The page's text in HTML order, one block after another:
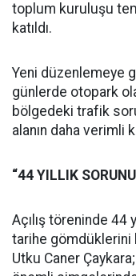
toplum kuruluşu
katıldı.
Yeni düzenlemeye
günlerde otopark
bölgedeki trafik
alanın daha verimli
“44 YILLIK
Açılış töreninde 44
tarihe gömdüklerini
Utku Caner